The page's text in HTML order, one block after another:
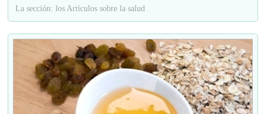
La sección: los Artículos sobre la salud